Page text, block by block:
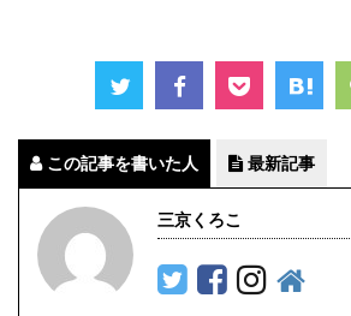
この記事を書いた人 最新記事
三京くろこ